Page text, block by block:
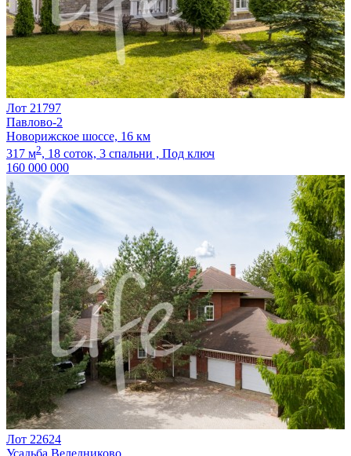
Лот 21797
Павлово-2
Новорижское шоссе, 16 км
317 м2, 18 соток, 3 спальни , Под ключ
160 000 000
Лот 22624